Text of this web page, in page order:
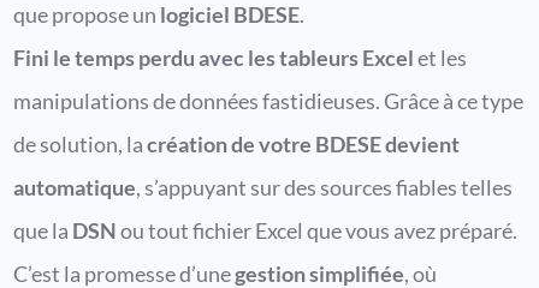
que propose un logiciel BDESE.
Fini le temps perdu avec les tableurs Excelet les
manipulations de données fastidieuses. Grâce à ce type
de solution, lacréation de votre BDESE devient
automatique, s’appuyant sur des sources fiables telles
que la DSNou tout fichier Excel que vous avez préparé.
C’est la promesse d’unegestion simplifiée, où